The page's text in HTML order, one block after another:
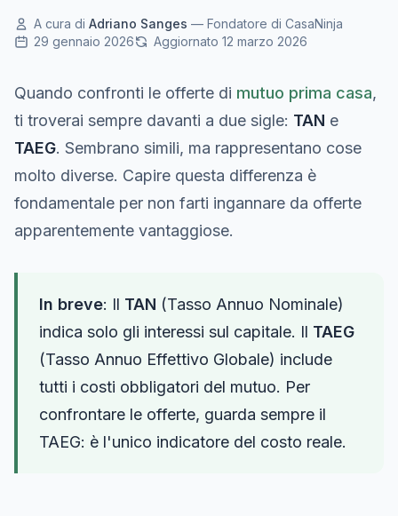
A cura di Adriano Sanges — Fondatore di CasaNinja
29 gennaio 2026
Aggiornato 12 marzo 2026
Quando confronti le offerte di mutuo prima casa,
ti troverai sempre davanti a due sigle: TAN e
TAEG. Sembrano simili, ma rappresentano cose
molto diverse. Capire questa differenza è
fondamentale per non farti ingannare da offerte
apparentemente vantaggiose.
In breve: Il TAN (Tasso Annuo Nominale)
indica solo gli interessi sul capitale. Il TAEG
(Tasso Annuo Effettivo Globale) include
tutti i costi obbligatori del mutuo. Per
confrontare le offerte, guarda sempre il
TAEG: è l'unico indicatore del costo reale.